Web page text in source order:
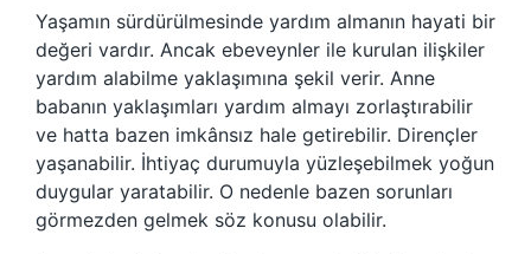
Yaşamın sürdürülmesinde yardım almanın hayati bir
değeri vardır. Ancak ebeveynler ile kurulan ilişkiler
yardım alabilme yaklaşımına şekil verir. Anne
babanın yaklaşımları yardım almayı zorlaştırabilir
ve hatta bazen imkânsız hale getirebilir. Dirençler
yaşanabilir. İhtiyaç durumuyla yüzleşebilmek yoğun
duygular yaratabilir. O nedenle bazen sorunları
görmezden gelmek söz konusu olabilir.